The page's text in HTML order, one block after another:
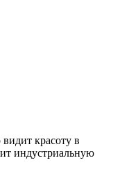
красоту в
индустриальную